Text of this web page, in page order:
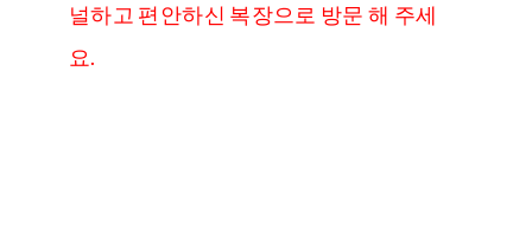
널하고 편안하신 복장으로 방문 해 주세
요.